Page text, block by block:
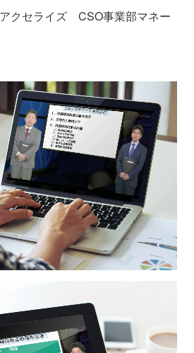
クセライズ CSO事業部マネー